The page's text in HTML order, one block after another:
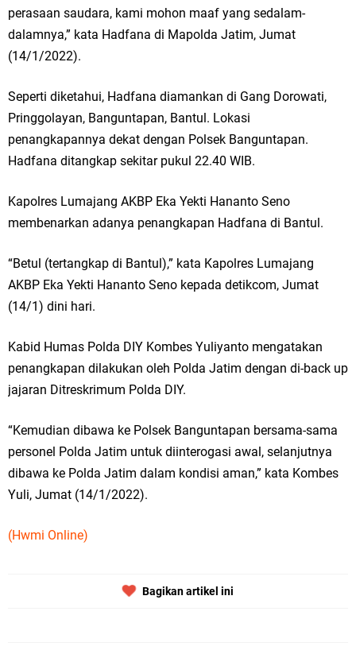
perasaan saudara, kami mohon maaf yang sedalam-
dalamnya,” kata Hadfana di Mapolda Jatim, Jumat
(14/1/2022).
Seperti diketahui, Hadfana diamankan di Gang Dorowati,
Pringgolayan, Banguntapan, Bantul. Lokasi
penangkapannya dekat dengan Polsek Banguntapan.
Hadfana ditangkap sekitar pukul 22.40 WIB.
Kapolres Lumajang AKBP Eka Yekti Hananto Seno
membenarkan adanya penangkapan Hadfana di Bantul.
“Betul (tertangkap di Bantul),” kata Kapolres Lumajang
AKBP Eka Yekti Hananto Seno kepada detikcom, Jumat
(14/1) dini hari.
Kabid Humas Polda DIY Kombes Yuliyanto mengatakan
penangkapan dilakukan oleh Polda Jatim dengan di-back up
jajaran Ditreskrimum Polda DIY.
“Kemudian dibawa ke Polsek Banguntapan bersama-sama
personel Polda Jatim untuk diinterogasi awal, selanjutnya
dibawa ke Polda Jatim dalam kondisi aman,” kata Kombes
Yuli, Jumat (14/1/2022).
(Hwmi Online)
Bagikan artikel ini